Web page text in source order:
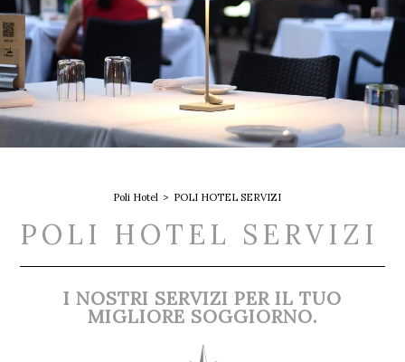
Poli Hotel POLI HOTEL SERVIZI
POLI HOTEL SERVIZI
I NOSTRI SERVIZI PER IL TUO
MIGLIORE SOGGIORNO.